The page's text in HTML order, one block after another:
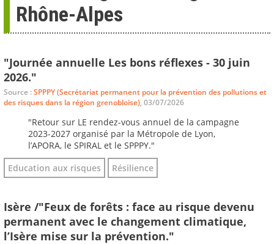
Rhône-Alpes
"Journée annuelle Les bons réflexes - 30 juin
2026."
Source :SPPPY (Secrétariat permanent pour la prévention des pollutions et
des risques dans la région grenobloise), 03/07/2026
"Retour sur LE rendez-vous annuel de la campagne
2023-2027 organisé par la Métropole de Lyon,
l’APORA, le SPIRAL et le SPPPY."
Education aux risques
Résilience
Isère /"Feux de forêts : face au risque devenu
permanent avec le changement climatique,
l’Isère mise sur la prévention."